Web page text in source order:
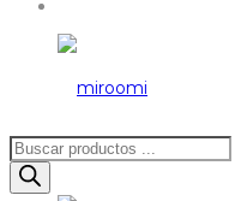
Búsqueda
de
productos